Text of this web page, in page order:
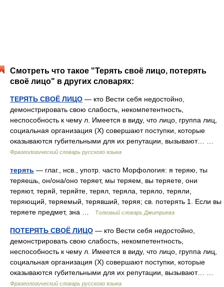
Смотреть что такое "Терять своё лицо, потерять
своё лицо" в других словарях:
ТЕРЯТЬ СВОЁ ЛИЦО — кто Вести себя недостойно,
демонстрировать свою слабость, некомпетентность,
неспособность к чему л. Имеется в виду, что лицо, группа лиц,
социальная организация (Х) совершают поступки, которые
оказываются губительными для их репутации, вызывают… …
Фразеологический словарь русского языка
терять — глаг., нсв., употр. часто Морфология: я теряю, ты
теряешь, он/она/оно теряет, мы теряем, вы теряете, они
теряют, теряй, теряйте, терял, теряла, теряло, теряли,
теряющий, теряемый, терявший, теряя; св. потерять 1. Если вы
теряете предмет, зна …
Толковый словарь Дмитриева
ПОТЕРЯТЬ СВОЁ ЛИЦО — кто Вести себя недостойно,
демонстрировать свою слабость, некомпетентность,
неспособность к чему л. Имеется в виду, что лицо, группа лиц,
социальная организация (Х) совершают поступки, которые
оказываются губительными для их репутации, вызывают… …
Фразеологический словарь русского языка